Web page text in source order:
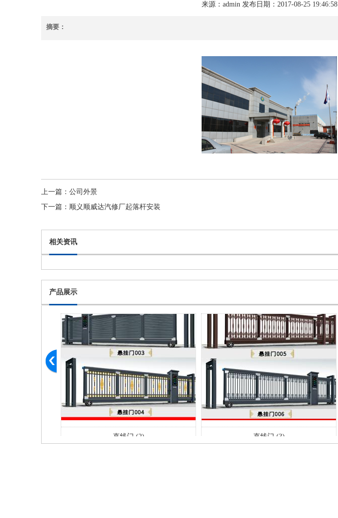
来源：admin 发布日期：2017-08-25 19:46:58
摘要：
上一篇： 公司外景
下一篇： 顺义顺威达汽修厂起落杆安装
相关资讯
产品展示
直线门 (2) 直线门 (3)